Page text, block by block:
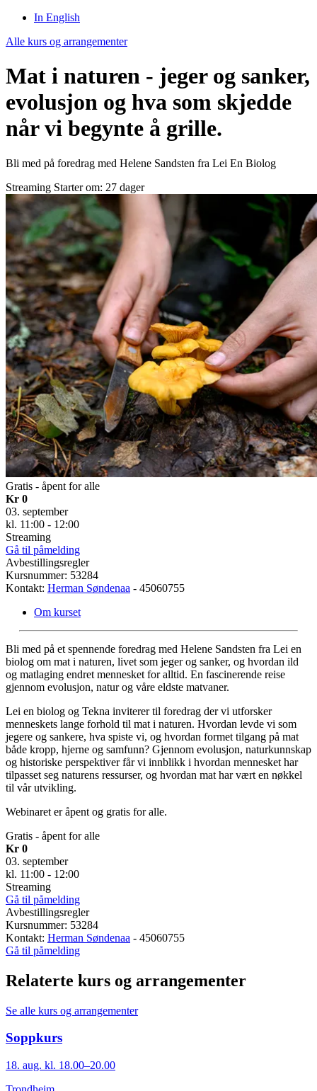
In English
Alle kurs og arrangementer
Mat i naturen - jeger og sanker,
evolusjon og hva som skjedde
når vi begynte å grille.
Bli med på foredrag med Helene Sandsten fra Lei En Biolog
Streaming Starter om: 27 dager
Gratis - åpent for alle
Kr 0
03. september
kl. 11:00 - 12:00
Streaming
Gå til påmelding
Avbestillingsregler
Kursnummer: 53284
Kontakt: Herman Søndenaa - 45060755
Om kurset
Bli med på et spennende foredrag med Helene Sandsten fra Lei en
biolog om mat i naturen, livet som jeger og sanker, og hvordan ild
og matlaging endret mennesket for alltid. En fascinerende reise
gjennom evolusjon, natur og våre eldste matvaner.
Lei en biolog og Tekna inviterer til foredrag der vi utforsker
menneskets lange forhold til mat i naturen. Hvordan levde vi som
jegere og sankere, hva spiste vi, og hvordan formet tilgang på mat
både kropp, hjerne og samfunn? Gjennom evolusjon, naturkunnskap
og historiske perspektiver får vi innblikk i hvordan mennesket har
tilpasset seg naturens ressurser, og hvordan mat har vært en nøkkel
til vår utvikling.
Webinaret er åpent og gratis for alle.
Gratis - åpent for alle
Kr 0
03. september
kl. 11:00 - 12:00
Streaming
Gå til påmelding
Avbestillingsregler
Kursnummer: 53284
Kontakt: Herman Søndenaa - 45060755
Gå til påmelding
Relaterte kurs og arrangementer
Se alle kurs og arrangementer
Soppkurs
18. aug. kl. 18.00–20.00